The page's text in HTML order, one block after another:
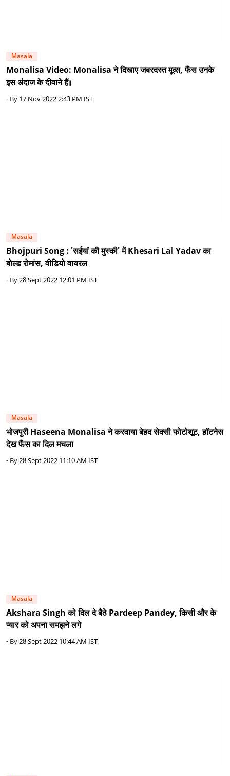
Masala
Monalisa Video: Monalisa ने दिखाए जबरदस्त मूव्स, फैंस उनके
इस अंदाज के दीवाने हैं।
- By 17 Nov 2022 2:43 PM IST
Masala
Bhojpuri Song : 'सईयां की मुस्की' में Khesari Lal Yadav का
बोल्ड रोमांस, वीडियो वायरल
- By28 Sept 2022 12:01 PM IST
Masala
भोजपुरी Haseena Monalisa ने करवाया बेहद सेक्सी फोटोशूट, हॉटनेस
देख फैंस का दिल मचला
- By28 Sept 2022 11:10 AM IST
Masala
Akshara Singh को दिल दे बैठे Pardeep Pandey, किसी और के
प्यार को अपना समझने लगे
- By28 Sept 2022 10:44 AM IST